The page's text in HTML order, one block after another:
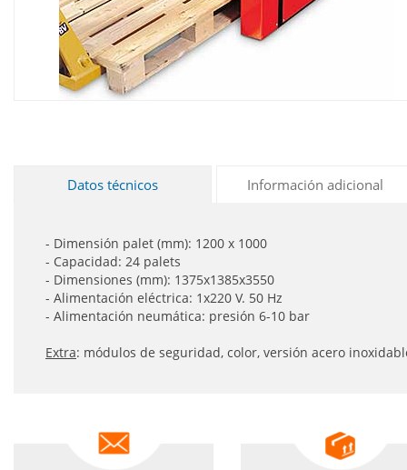
Datos técnicos Información adicional
- Dimensión palet (mm): 1200 x 1000
- Capacidad: 24 palets
- Dimensiones (mm): 1375x1385x3550
- Alimentación eléctrica: 1x220 V. 50 Hz
- Alimentación neumática: presión 6-10 bar
Extra: módulos de seguridad, color, versión acero